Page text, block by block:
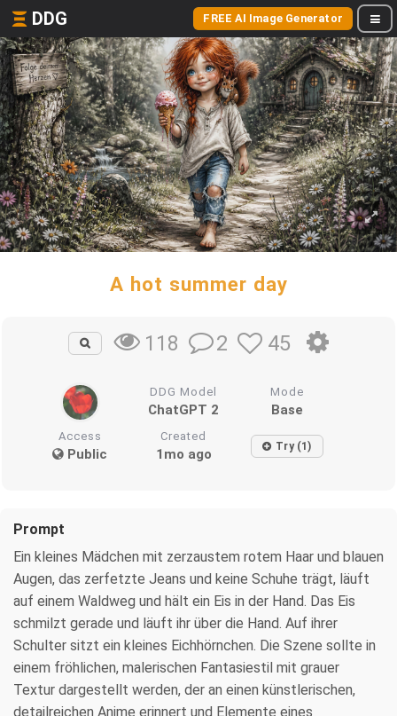
DDG FREE AI Image Generator
A hot summer day
118 2 45
DDG Model
ChatGPT 2
Mode
Base
Access
Public
Created
1mo ago Try (1)
Prompt
Ein kleines Mädchen mit zerzaustem rotem Haar und blauen
Augen, das zerfetzte Jeans und keine Schuhe trägt, läuft
auf einem Waldweg und hält ein Eis in der Hand. Das Eis
schmilzt gerade und läuft ihr über die Hand. Auf ihrer
Schulter sitzt ein kleines Eichhörnchen. Die Szene sollte in
einem fröhlichen, malerischen Fantasiestil mit grauer
Textur dargestellt werden, der an einen künstlerischen,
detailreichen Anime erinnert und Elemente eines